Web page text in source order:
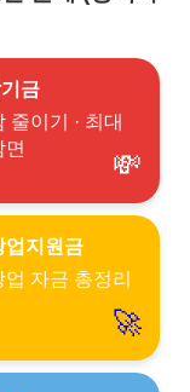
금
줄이기 · 최대
면
💸
업지원금
업 자금 총정리
🚀